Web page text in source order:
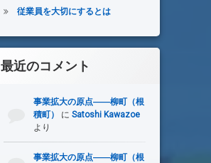
従業員を大切にするとは
最近のコメント
事業拡大の原点――柳町（根
積町）
に Satoshi Kawazoe
より
事業拡大の原点――柳町（根